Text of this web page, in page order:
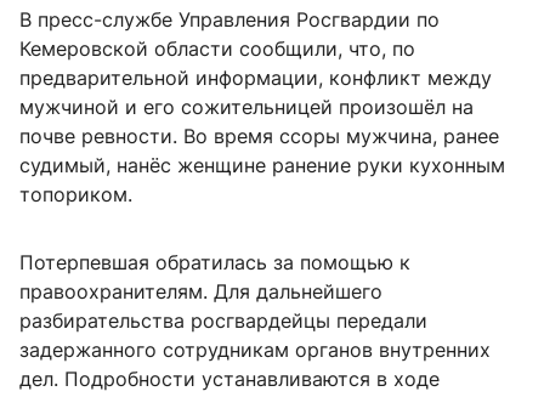
В пресс-службе Управления Росгвардии по
Кемеровской области сообщили, что, по
предварительной информации, конфликт между
мужчиной и его сожительницей произошёл на
почве ревности. Во время ссоры мужчина, ранее
судимый, нанёс женщине ранение руки кухонным
топориком.
Потерпевшая обратилась за помощью к
правоохранителям. Для дальнейшего
разбирательства росгвардейцы передали
задержанного сотрудникам органов внутренних
дел. Подробности устанавливаются в ходе